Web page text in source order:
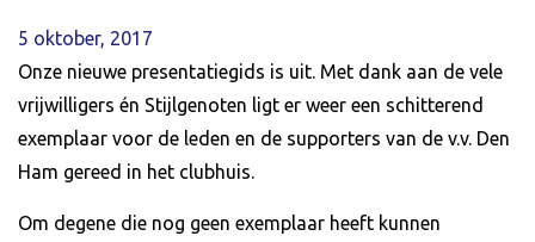
5 oktober, 2017
Onze nieuwe presentatiegids is uit. Met dank aan de vele
vrijwilligers én Stijlgenoten ligt er weer een schitterend
exemplaar voor de leden en de supporters van de v.v. Den
Ham gereed in het clubhuis.
Om degene die nog geen exemplaar heeft kunnen